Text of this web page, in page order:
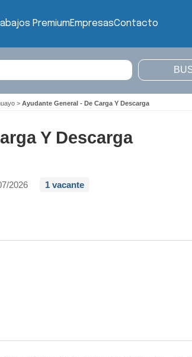
PremiumEmpresasContacto
> Ayudante General - De Carga Y Descarga
Y Descarga
2026 1 vacante